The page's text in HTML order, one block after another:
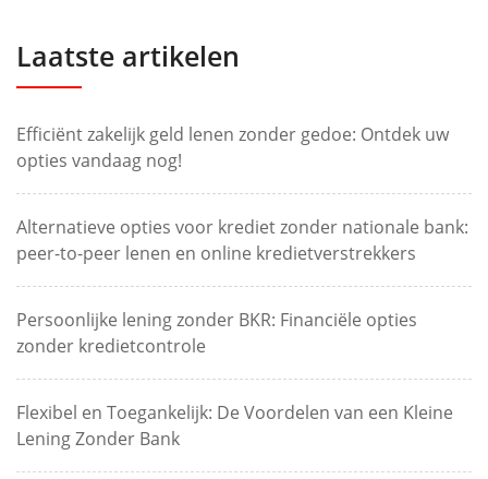
Laatste artikelen
Efficiënt zakelijk geld lenen zonder gedoe: Ontdek uw
opties vandaag nog!
Alternatieve opties voor krediet zonder nationale bank:
peer-to-peer lenen en online kredietverstrekkers
Persoonlijke lening zonder BKR: Financiële opties
zonder kredietcontrole
Flexibel en Toegankelijk: De Voordelen van een Kleine
Lening Zonder Bank